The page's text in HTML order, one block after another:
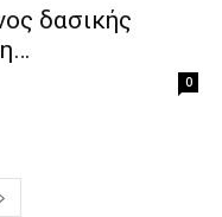
δασικής
0